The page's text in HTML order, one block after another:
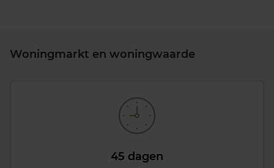
Woningmarkt en woningwaarde
45 dagen